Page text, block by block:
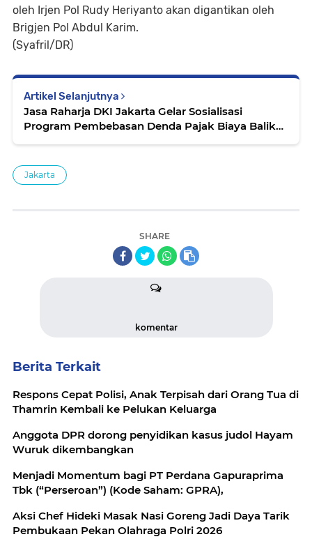
oleh Irjen Pol Rudy Heriyanto akan digantikan oleh
Brigjen Pol Abdul Karim.
(Syafril/DR)
Artikel Selanjutnya
Jasa Raharja DKI Jakarta Gelar Sosialisasi
Program Pembebasan Denda Pajak Biaya Balik
Jakarta
SHARE
komentar
Berita Terkait
Respons Cepat Polisi, Anak Terpisah dari Orang Tua di
Thamrin Kembali ke Pelukan Keluarga
Anggota DPR dorong penyidikan kasus judol Hayam
Wuruk dikembangkan
Menjadi Momentum bagi PT Perdana Gapuraprima
Tbk (“Perseroan”) (Kode Saham: GPRA),
Aksi Chef Hideki Masak Nasi Goreng Jadi Daya Tarik
Pembukaan Pekan Olahraga Polri 2026